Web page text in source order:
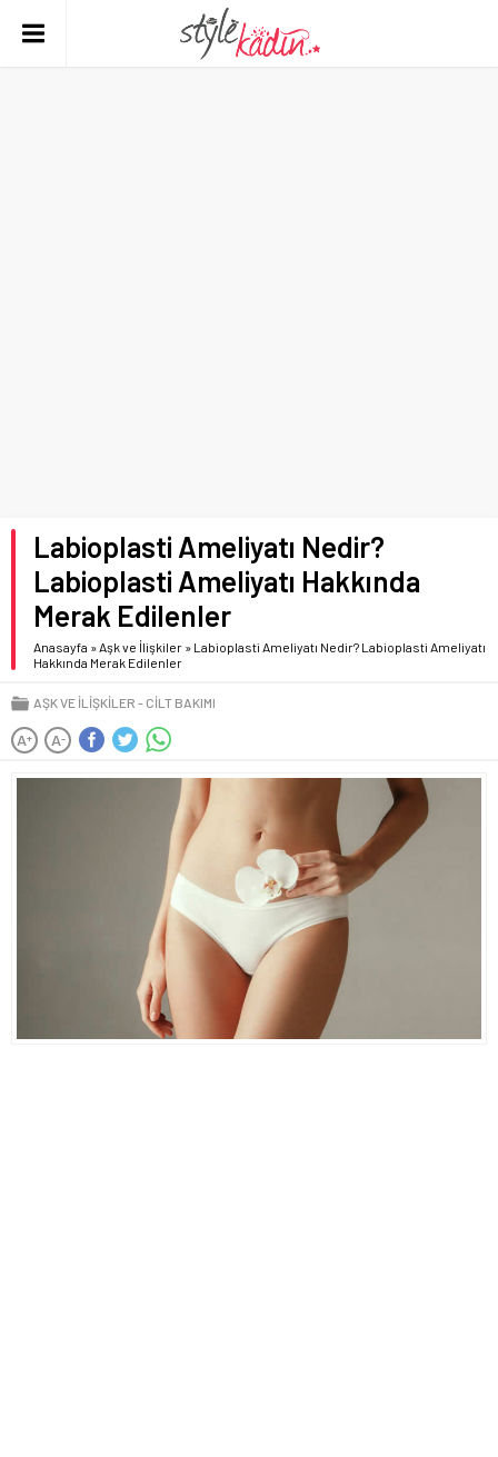
Labioplasti Ameliyatı Nedir?
Labioplasti Ameliyatı Hakkında
Merak Edilenler
Anasayfa »Aşk ve İlişkiler » Labioplasti Ameliyatı Nedir? Labioplasti Ameliyatı
Hakkında Merak Edilenler
AŞK VE İLIŞKILER CILT BAKIMI
A+ A-